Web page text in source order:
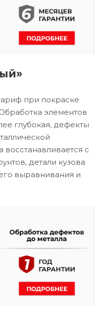
при покраске
элементов
глубокая, дефекты
восстанавливается с
детали кузова
выравнивания и